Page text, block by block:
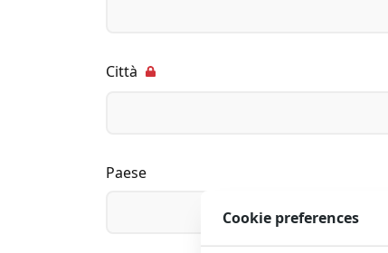
Città
Paese
Cookie preferences